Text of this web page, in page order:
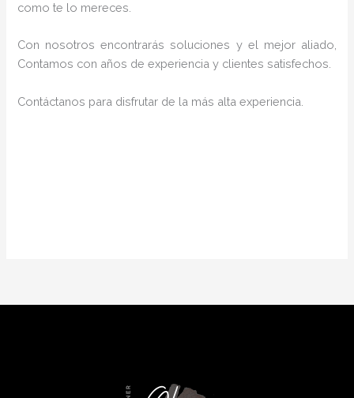
como te lo mereces.
Con nosotros encontrarás soluciones y el mejor aliado,
Contamos con años de experiencia y clientes satisfechos.
Contáctanos para disfrutar de la más alta experiencia.